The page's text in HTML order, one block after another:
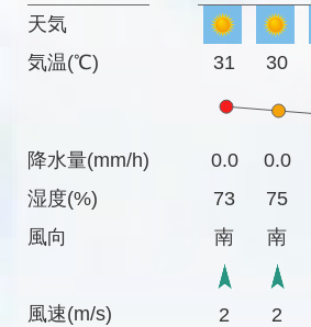
天気
気温(℃)
降水量(mm/h)
湿度(%)
風向
風速(m/s)
31 30
0.0 0.0
73
75
南
南
2 2